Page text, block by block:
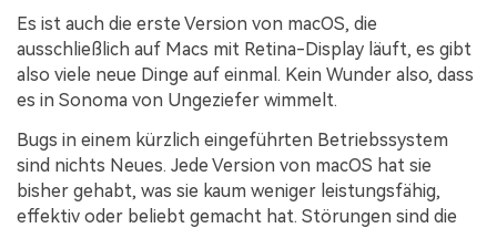
Es ist auch die erste Version von macOS, die
ausschließlich auf Macs mit Retina-Display läuft, es gibt
also viele neue Dinge auf einmal. Kein Wunder also, dass
es in Sonoma von Ungeziefer wimmelt.
Bugs in einem kürzlich eingeführten Betriebssystem
sind nichts Neues. Jede Version von macOS hat sie
bisher gehabt, was sie kaum weniger leistungsfähig,
effektiv oder beliebt gemacht hat. Störungen sind die